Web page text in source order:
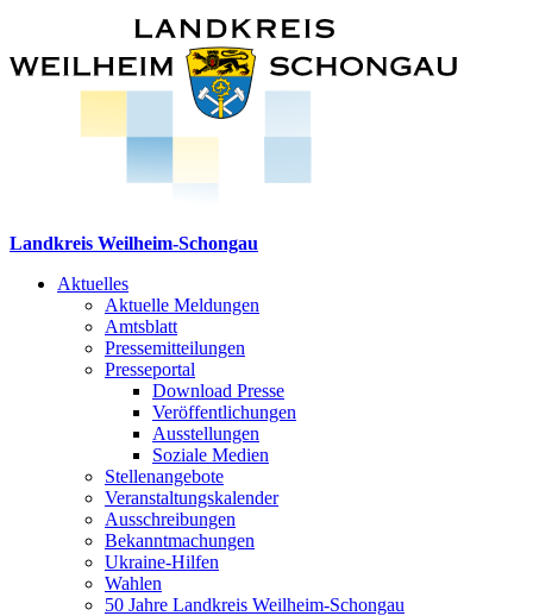
Landkreis Weilheim-Schongau
Aktuelles
Aktuelle Meldungen
Amtsblatt
Pressemitteilungen
Presseportal
Download Presse
Veröffentlichungen
Ausstellungen
Soziale Medien
Stellenangebote
Veranstaltungskalender
Ausschreibungen
Bekanntmachungen
Ukraine-Hilfen
Wahlen
50 Jahre Landkreis Weilheim-Schongau